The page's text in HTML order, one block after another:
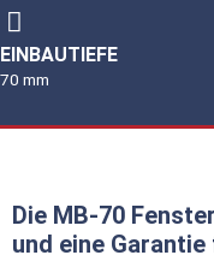
EINBAUTIEFE
70 mm
Die MB-70
und eine